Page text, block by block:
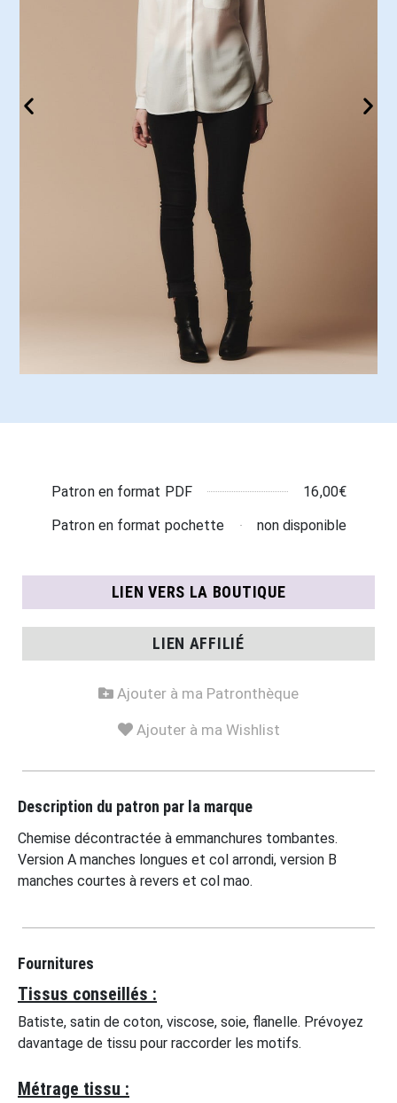
Patron en format PDF 16,00€
Patron en format pochette non disponible
LIEN VERS LA BOUTIQUE
LIEN AFFILIÉ
Ajouter à ma Patronthèque
Ajouter à ma Wishlist
Description du patron par la marque
Chemise décontractée à emmanchures tombantes.
Version A manches longues et col arrondi, version B
manches courtes à revers et col mao.
Fournitures
Tissus conseillés :
Batiste, satin de coton, viscose, soie, flanelle. Prévoyez
davantage de tissu pour raccorder les motifs.
Métrage tissu :